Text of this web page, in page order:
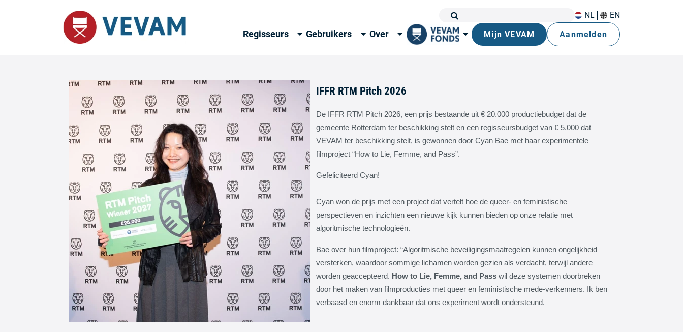
NL EN
Regisseurs Gebruikers Over Mijn VEVAM Aanmelden
IFFR RTM Pitch 2026
De IFFR RTM Pitch 2026, een prijs bestaande uit € 20.000 productiebudget dat de
gemeente Rotterdam ter beschikking stelt en een regisseursbudget van € 5.000 dat
VEVAM ter beschikking stelt, is gewonnen door Cyan Bae met haar experimentele
filmproject “How to Lie, Femme, and Pass”.
Gefeliciteerd Cyan!
Cyan won de prijs met een project dat vertelt hoe de queer- en feministische
perspectieven en inzichten een nieuwe kijk kunnen bieden op onze relatie met
algoritmische technologieën.
Bae over hun filmproject: “Algoritmische beveiligingsmaatregelen kunnen ongelijkheid
versterken, waardoor sommige lichamen worden gezien als verdacht, terwijl andere
worden geaccepteerd. How to Lie, Femme, and Passwil deze systemen doorbreken
door het maken van filmproducties met queer en feministische mede-verkenners. Ik ben
verbaasd en enorm dankbaar dat ons experiment wordt ondersteund.